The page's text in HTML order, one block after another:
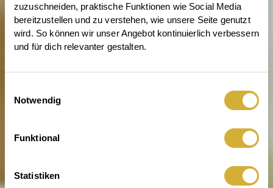
zuzuschneiden, praktische Funktionen wie Social Media
bereitzustellen und zu verstehen, wie unsere Seite genutzt
wird. So können wir unser Angebot kontinuierlich verbessern
und für dich relevanter gestalten.
Notwendig
Funktional
Statistiken
Für Licht, das was zu erzählen